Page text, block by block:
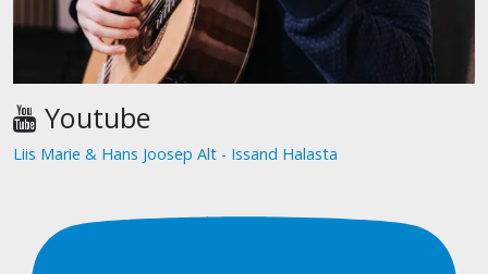
Youtube
Liis Marie & Hans Joosep Alt - Issand Halasta